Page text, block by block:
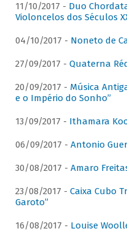
11/10/2017 - Duo
Violoncelos dos Séculos
04/10/2017 - Noneto de
27/09/2017 - Quaterna
20/09/2017 - Música
e o Império do Sonho”
13/09/2017 - Ithamara
06/09/2017 - Antonio
30/08/2017 - Amaro
23/08/2017 - Caixa Cubo
Garoto”
16/08/2017 - Louise